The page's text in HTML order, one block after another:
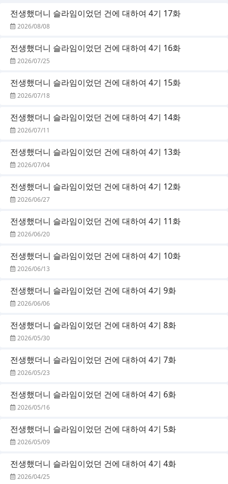
전생했더니 슬라임이었던 건에 대하여 4기 17화
2026/08/08
전생했더니 슬라임이었던 건에 대하여 4기 16화
2026/07/25
전생했더니 슬라임이었던 건에 대하여 4기 15화
2026/07/18
전생했더니 슬라임이었던 건에 대하여 4기 14화
2026/07/11
전생했더니 슬라임이었던 건에 대하여 4기 13화
2026/07/04
전생했더니 슬라임이었던 건에 대하여 4기 12화
2026/06/27
전생했더니 슬라임이었던 건에 대하여 4기 11화
2026/06/20
전생했더니 슬라임이었던 건에 대하여 4기 10화
2026/06/13
전생했더니 슬라임이었던 건에 대하여 4기 9화
2026/06/06
전생했더니 슬라임이었던 건에 대하여 4기 8화
2026/05/30
전생했더니 슬라임이었던 건에 대하여 4기 7화
2026/05/23
전생했더니 슬라임이었던 건에 대하여 4기 6화
2026/05/16
전생했더니 슬라임이었던 건에 대하여 4기 5화
2026/05/09
전생했더니 슬라임이었던 건에 대하여 4기 4화
2026/04/25